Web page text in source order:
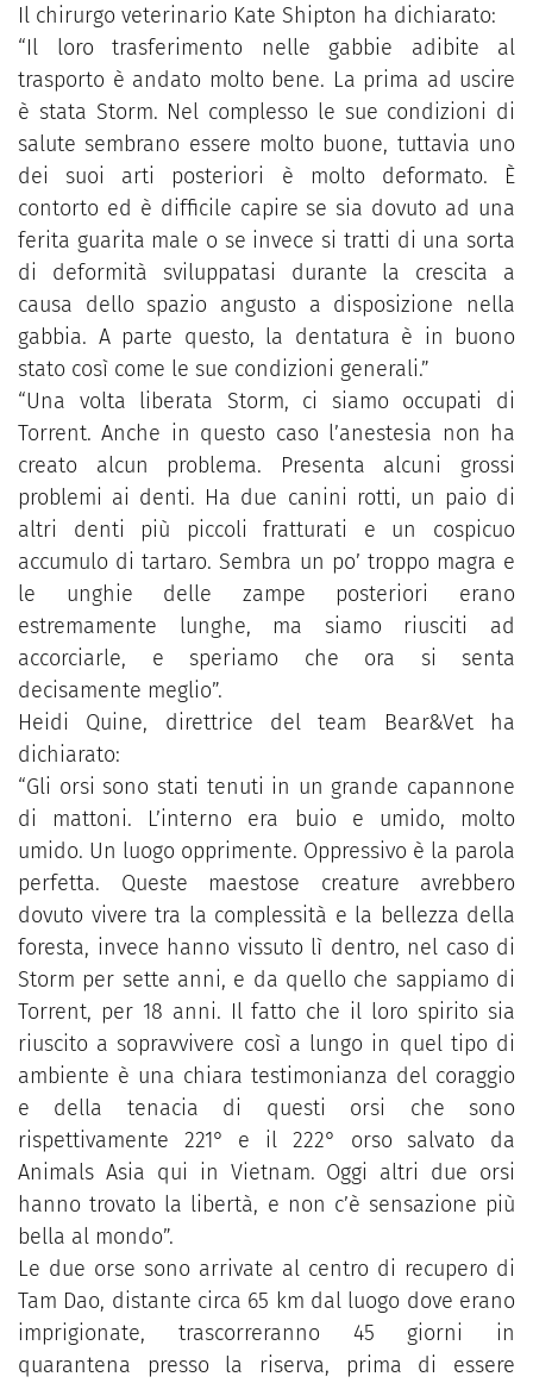
Il chirurgo veterinario Kate Shipton ha dichiarato:
“Il loro trasferimento nelle gabbie adibite al
trasporto è andato molto bene. La prima ad uscire
è stata Storm. Nel complesso le sue condizioni di
salute sembrano essere molto buone, tuttavia uno
dei suoi arti posteriori è molto deformato. È
contorto ed è difficile capire se sia dovuto ad una
ferita guarita male o se invece si tratti di una sorta
di deformità sviluppatasi durante la crescita a
causa dello spazio angusto a disposizione nella
gabbia. A parte questo, la dentatura è in buono
stato così come le sue condizioni generali.”
“Una volta liberata Storm, ci siamo occupati di
Torrent. Anche in questo caso l’anestesia non ha
creato alcun problema. Presenta alcuni grossi
problemi ai denti. Ha due canini rotti, un paio di
altri denti più piccoli fratturati e un cospicuo
accumulo di tartaro. Sembra un po’ troppo magra e
le unghie delle zampe posteriori erano
estremamente lunghe, ma siamo riusciti ad
accorciarle, e speriamo che ora si senta
decisamente meglio”.
Heidi Quine, direttrice del team Bear&Vet ha
dichiarato:
“Gli orsi sono stati tenuti in un grande capannone
di mattoni. L’interno era buio e umido, molto
umido. Un luogo opprimente. Oppressivo è la parola
perfetta. Queste maestose creature avrebbero
dovuto vivere tra la complessità e la bellezza della
foresta, invece hanno vissuto lì dentro, nel caso di
Storm per sette anni, e da quello che sappiamo di
Torrent, per 18 anni. Il fatto che il loro spirito sia
riuscito a sopravvivere così a lungo in quel tipo di
ambiente è una chiara testimonianza del coraggio
e della tenacia di questi orsi che sono
rispettivamente 221° e il 222° orso salvato da
Animals Asia qui in Vietnam. Oggi altri due orsi
hanno trovato la libertà, e non c’è sensazione più
bella al mondo”.
Le due orse sono arrivate al centro di recupero di
Tam Dao, distante circa 65 km dal luogo dove erano
imprigionate, trascorreranno 45 giorni in
quarantena presso la riserva, prima di essere